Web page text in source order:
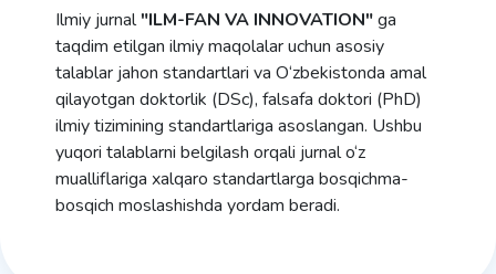
Ilmiy jurnal"ILM-FAN VA INNOVATION"ga
taqdim etilgan ilmiy maqolalar uchun asosiy
talablar jahon standartlari va O‘zbekistonda amal
qilayotgan doktorlik (DSc), falsafa doktori (PhD)
ilmiy tizimining standartlariga asoslangan. Ushbu
yuqori talablarni belgilash orqali jurnal o‘z
mualliflariga xalqaro standartlarga bosqichma-
bosqich moslashishda yordam beradi.